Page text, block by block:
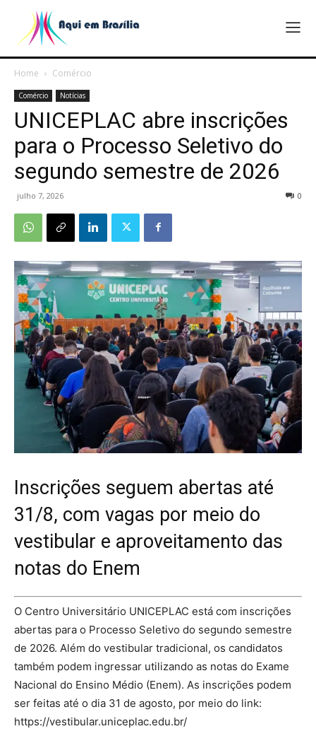
Home Comércio
Comércio Notícias
UNICEPLAC abre inscrições
para o Processo Seletivo do
segundo semestre de 2026
julho 7, 2026 0
Inscrições seguem abertas até
31/8, com vagas por meio do
vestibular e aproveitamento das
notas do Enem
O Centro Universitário UNICEPLAC está com inscrições
abertas para o Processo Seletivo do segundo semestre
de 2026. Além do vestibular tradicional, os candidatos
também podem ingressar utilizando as notas do Exame
Nacional do Ensino Médio (Enem). As inscrições podem
ser feitas até o dia 31 de agosto, por meio do link:
https://vestibular.uniceplac.edu.br/